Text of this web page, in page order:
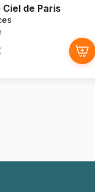
Ciel de Paris